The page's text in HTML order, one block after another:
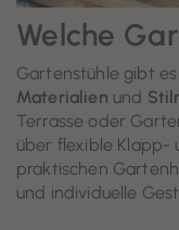
Welche
Gartenstühle gibt
Materialien und
Terrasse oder
über flexible Klapp-
praktischen
und individuelle